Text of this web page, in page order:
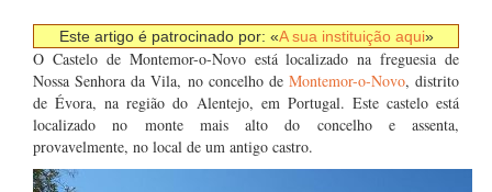
Este artigo é patrocinado por: «A sua instituição aqui»
O Castelo de Montemor-o-Novo está localizado na freguesia de
Nossa Senhora da Vila, no concelho de Montemor-o-Novo, distrito
de Évora, na região do Alentejo, em Portugal. Este castelo está
localizado no monte mais alto do concelho e assenta,
provavelmente, no local de um antigo castro.